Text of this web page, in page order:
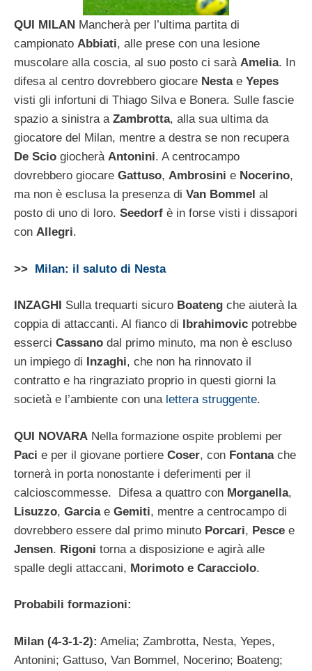
QUI MILAN Mancherà per l’ultima partita di
campionato Abbiati, alle prese con una lesione
muscolare alla coscia, al suo posto ci sarà Amelia. In
difesa al centro dovrebbero giocare Nestae Yepes
visti gli infortuni di Thiago Silva e Bonera. Sulle fascie
spazio a sinistra a Zambrotta, alla sua ultima da
giocatore del Milan, mentre a destra se non recupera
De Scio giocherà Antonini. A centrocampo
dovrebbero giocare Gattuso, Ambrosini e Nocerino,
ma non è esclusa la presenza di Van Bommel al
posto di uno di loro. Seedorf è in forse visti i dissapori
con Allegri.
>> Milan: il saluto di Nesta
INZAGHI Sulla trequarti sicuro Boateng che aiuterà la
coppia di attaccanti. Al fianco di Ibrahimovic potrebbe
esserci Cassano dal primo minuto, ma non è escluso
un impiego di Inzaghi, che non ha rinnovato il
contratto e ha ringraziato proprio in questi giorni la
società e l’ambiente con unalettera struggente.
QUI NOVARA Nella formazione ospite problemi per
Paci e per il giovane portiere Coser, con Fontanache
tornerà in porta nonostante i deferimenti per il
calcioscommesse. Difesa a quattro con Morganella,
Lisuzzo, Garciae Gemiti, mentre a centrocampo di
dovrebbero essere dal primo minuto Porcari, Pesce e
Jensen. Rigoni torna a disposizione e agirà alle
spalle degli attaccani, Morimoto e Caracciolo.
Probabili formazioni:
Milan (4-3-1-2): Amelia; Zambrotta, Nesta, Yepes,
Antonini; Gattuso, Van Bommel, Nocerino; Boateng;